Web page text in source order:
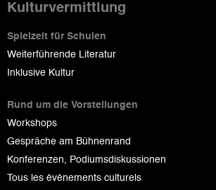
Kulturvermittlung
Spielzeit für Schulen
Weiterführende Literatur
Inklusive Kultur
Rund um die Vorstellungen
Workshops
Gespräche am Bühnenrand
Konferenzen, Podiumsdiskussionen
Tous les événements culturels